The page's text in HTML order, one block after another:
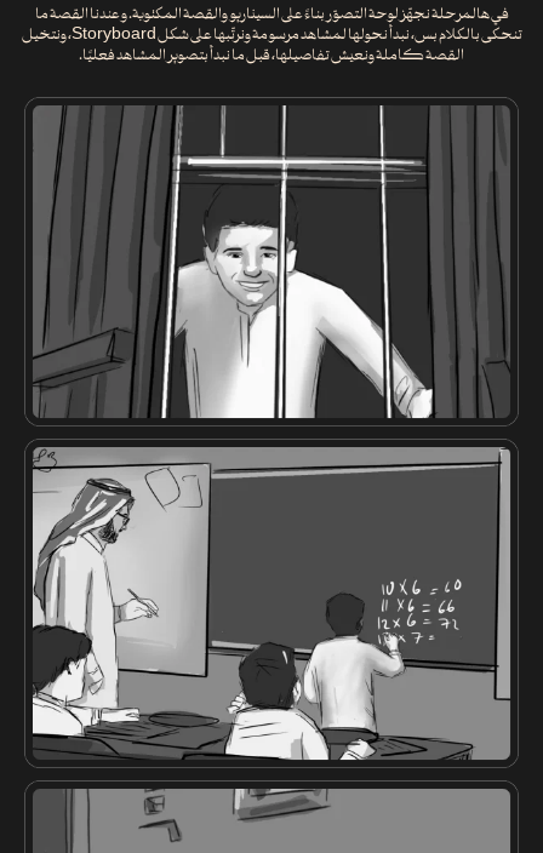
في هالمرحلة نجهّز لوحة التصوّر بناءً على السيناريو والقصة المكتوبة. وعندنا القصة ما
تنحكى بالكلام بس، نبدأ نحولها لمشاهد مرسومة ونرتّبها على شكل Storyboard، ونتخيل
القصة كاملة ونعيش تفاصيلها، قبل ما نبدأ بتصوير المشاهد فعليًا.